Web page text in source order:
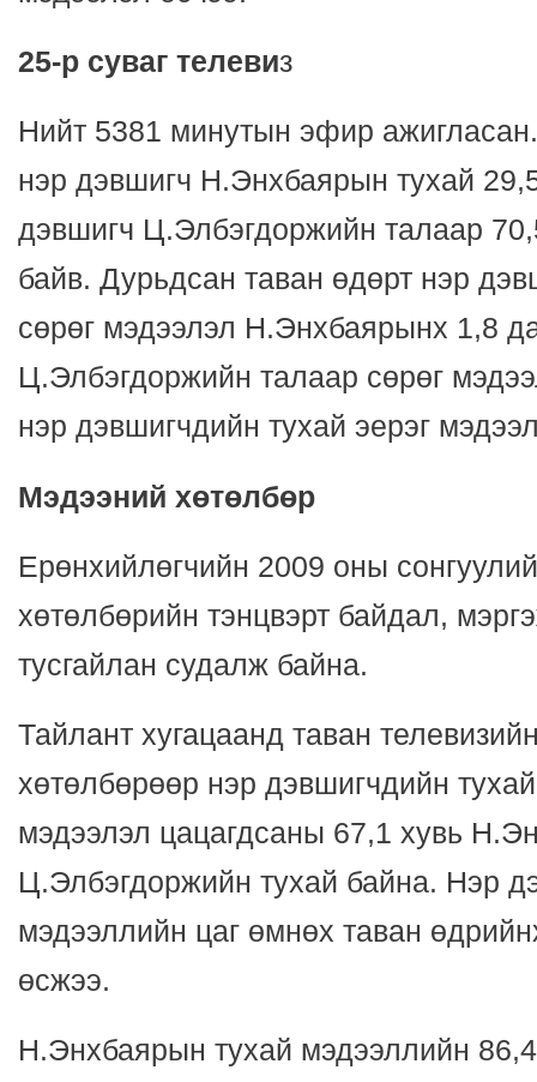
25-р суваг телевиз
Нийт 5381 минутын эфир
нэр дэвшигч Н.Энхбаярын тухай
дэвшигч Ц.Элбэгдоржийн талаар
байв. Дурьдсан таван өдөрт нэр
сөрөг мэдээлэл Н.Энхбаярынх 1,8
Ц.Элбэгдоржийн талаар сөрөг
нэр дэвшигчдийн тухай эерэг
Мэдээний хөтөлбөр
Ерөнхийлөгчийн 2009 оны
хөтөлбөрийн тэнцвэрт байдал,
тусгайлан судалж байна.
Тайлант хугацаанд таван
хөтөлбөрөөр нэр дэвшигчдийн
мэдээлэл цацагдсаны 67,1 хувь
Ц.Элбэгдоржийн тухай байна. Нэр
мэдээллийн цаг өмнөх таван
өсжээ.
Н.Энхбаярын тухай мэдээллийн